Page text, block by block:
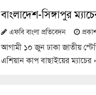
বাংলাদেশ-সিঙ্গাপুর
এফবি বাংলা প্রতিবেদন
আগামী ১০ জুন ঢাকা জাতীয়
এশিয়ান কাপ বাছাইয়ের ম্যাচের